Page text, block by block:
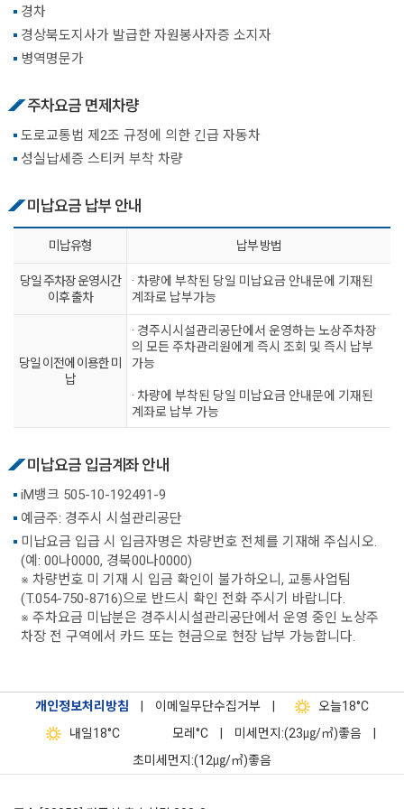
경차
경상북도지사가 발급한 자원봉사자증 소지자
병역명문가
주차요금 면제차량
도로교통법 제2조 규정에 의한 긴급 자동차
성실납세증 스티커 부착 차량
미납요금 납부 안내
미납유형 납부 방법
당일 주차장 운영시간
이후 출차
· 차량에 부착된 당일 미납요금 안내문에 기재된
계좌로 납부가능
당일 이전에 이용한 미
납
· 경주시시설관리공단에서 운영하는 노상주차장
의 모든 주차관리원에게 즉시 조회 및 즉시 납부
가능
· 차량에 부착된 당일 미납요금 안내문에 기재된
계좌로 납부 가능
미납요금 입금계좌 안내
iM뱅크 505-10-192491-9
예금주: 경주시 시설관리공단
미납요금 입급 시 입금자명은 차량번호 전체를 기재해 주십시오.
(예: 00나0000, 경북00나0000)
※ 차량번호 미 기재 시 입금 확인이 불가하오니, 교통사업팀
(T.054-750-8716)으로 반드시 확인 전화 주시기 바랍니다.
※ 주차요금 미납분은 경주시시설관리공단에서 운영 중인 노상주
차장 전 구역에서 카드 또는 현금으로 현장 납부 가능합니다.
개인정보처리방침 이메일무단수집거부 오늘18°C
내일18°C 모레 °C 미세먼지:(23㎍/㎥)좋음
초미세먼지:(12㎍/㎥)좋음